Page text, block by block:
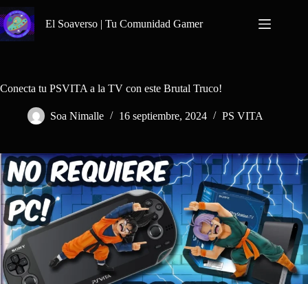
Saltar
al
contenido
El Soaverso | Tu Comunidad Gamer
Conecta tu PSVITA a la TV con este Brutal Truco!
Soa Nimalle 16 septiembre, 2024 PS VITA